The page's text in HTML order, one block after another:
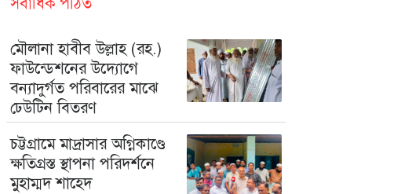
মৌলানা হাবীব উল্লাহ (রহ.)
ফাউন্ডেশনের উদ্যোগে
বন্যাদুর্গত পরিবারের মাঝে
ঢেউটিন বিতরণ
চট্টগ্রামে মাদ্রাসার অগ্নিকাণ্ডে
ক্ষতিগ্রস্ত স্থাপনা পরিদর্শনে
মুহাম্মদ শাহেদ